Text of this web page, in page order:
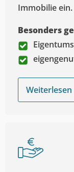
Immobilie ein.
Besonders
Weiterlesen